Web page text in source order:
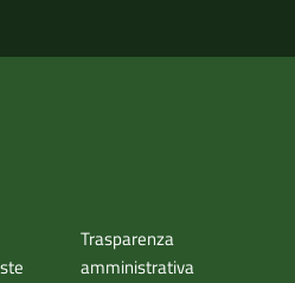
Trasparenza
amministrativa